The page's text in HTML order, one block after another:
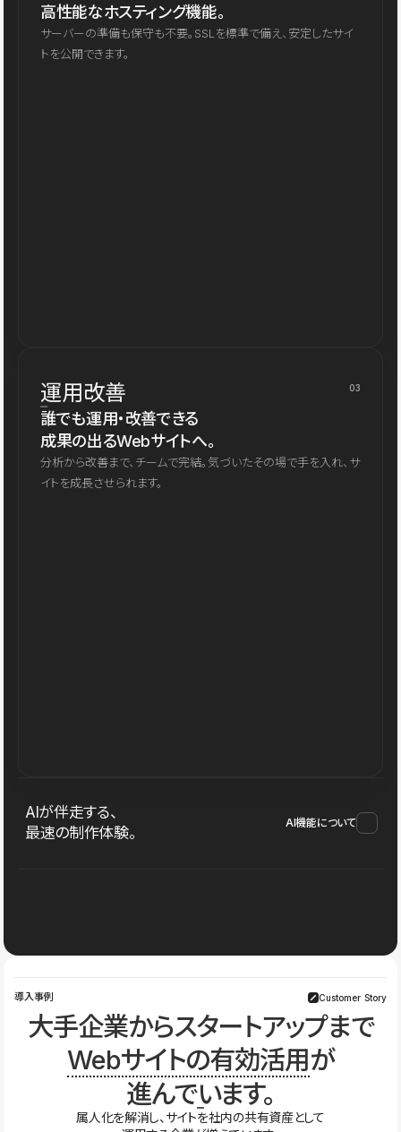
高性能なホスティング機能。
サーバーの準備も保守も不要。SSLを標準で備え、安定したサイ
トを公開できます。
運用改善 03
誰でも運用・改善できる
成果の出るWebサイトへ。
分析から改善まで、チームで完結。気づいたその場で手を入れ、サ
イトを成長させられます。
AIが伴走する、
最速の制作体験。
AI機能について
導入事例 Customer Story
大手企業からスタートアップまで
Webサイトの有効活用が
進んでいます。
属人化を解消し、サイトを社内の共有資産として